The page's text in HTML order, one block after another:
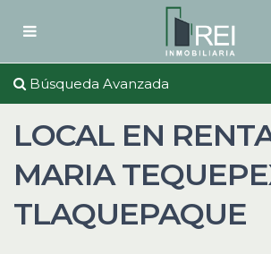
Búsqueda Avanzada
LOCAL EN
MARIA
TLAQUEPAQUE